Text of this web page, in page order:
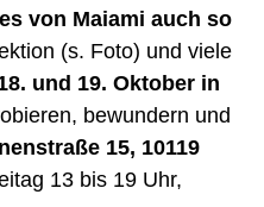
von Maiami auch so
(s. Foto) und viele
und 19. Oktober in
bewundern und
15, 10119
13 bis 19 Uhr,